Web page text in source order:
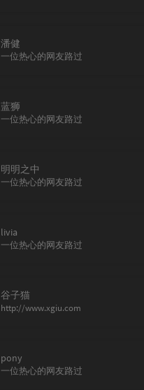
潘健
一位热心的网友路过
蓝狮
一位热心的网友路过
明明之中
一位热心的网友路过
livia
一位热心的网友路过
谷子猫
http://www.xgiu.com
pony
一位热心的网友路过